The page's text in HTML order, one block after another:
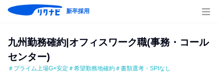
新卒採用
九州勤務確約|オフィスワーク職(事務・コール
センター)
＃プライム上場G×安定＃希望勤務地確約＃書類選考・SPIなし